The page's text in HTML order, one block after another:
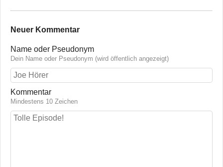
Neuer Kommentar
Name oder Pseudonym
Dein Name oder Pseudonym (wird öffentlich angezeigt)
Kommentar
Mindestens 10 Zeichen